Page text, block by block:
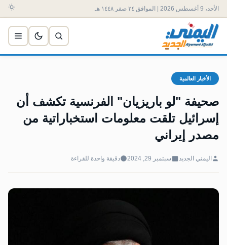
الأحد، 9 أغسطس 2026 | الموافق ٢٤ صفر ١٤٤٨ هـ
الأخبار العالمية
صحيفة "لو باريزيان" الفرنسية تكشف أن
إسرائيل تلقت معلومات استخباراتية من
مصدر إيراني
اليمني الجديد سبتمبر 29, 2024 دقيقة واحدة للقراءة